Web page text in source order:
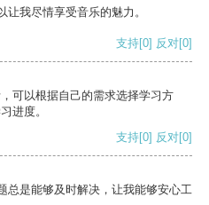
我尽情享受音乐的魅力。
支持[0] 反对[0]
可以根据自己的需求选择学习方
进度。
支持[0] 反对[0]
总是能够及时解决，让我能够安心工